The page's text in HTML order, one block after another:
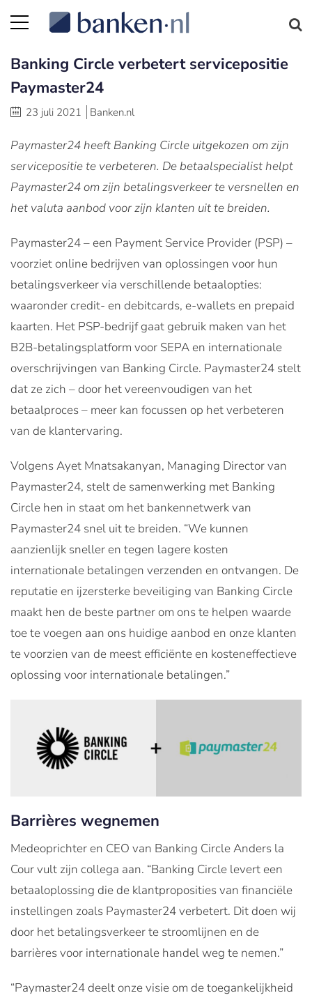
Banking Circle verbetert servicepositie
Paymaster24
23 juli 2021 Banken.nl
Paymaster24 heeft Banking Circle uitgekozen om zijn
servicepositie te verbeteren. De betaalspecialist helpt
Paymaster24 om zijn betalingsverkeer te versnellen en
het valuta aanbod voor zijn klanten uit te breiden.
Paymaster24 – een Payment Service Provider (PSP) –
voorziet online bedrijven van oplossingen voor hun
betalingsverkeer via verschillende betaalopties:
waaronder credit- en debitcards, e-wallets en prepaid
kaarten. Het PSP-bedrijf gaat gebruik maken van het
B2B-betalingsplatform voor SEPA en internationale
overschrijvingen van Banking Circle. Paymaster24 stelt
dat ze zich – door het vereenvoudigen van het
betaalproces – meer kan focussen op het verbeteren
van de klantervaring.
Volgens Ayet Mnatsakanyan, Managing Director van
Paymaster24, stelt de samenwerking met Banking
Circle hen in staat om het bankennetwerk van
Paymaster24 snel uit te breiden. “We kunnen
aanzienlijk sneller en tegen lagere kosten
internationale betalingen verzenden en ontvangen. De
reputatie en ijzersterke beveiliging van Banking Circle
maakt hen de beste partner om ons te helpen waarde
toe te voegen aan ons huidige aanbod en onze klanten
te voorzien van de meest efficiënte en kosteneffectieve
oplossing voor internationale betalingen.”
Barrières wegnemen
Medeoprichter en CEO van Banking Circle Anders la
Cour vult zijn collega aan. “Banking Circle levert een
betaaloplossing die de klantproposities van financiële
instellingen zoals Paymaster24 verbetert. Dit doen wij
door het betalingsverkeer te stroomlijnen en de
barrières voor internationale handel weg te nemen.”
“Paymaster24 deelt onze visie om de toegankelijkheid